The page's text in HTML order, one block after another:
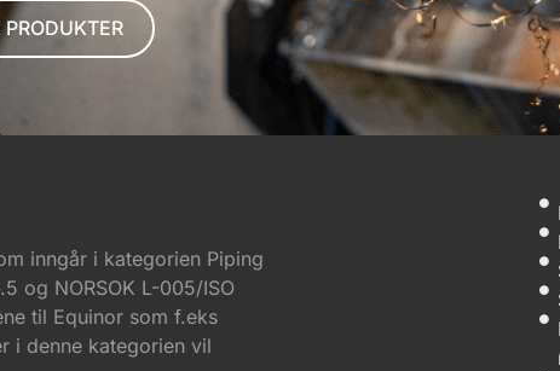
PRODUKTER
inngår i kategorien Piping
og NORSOK L-005/ISO
til Equinor som f.eks
i denne kategorien vil